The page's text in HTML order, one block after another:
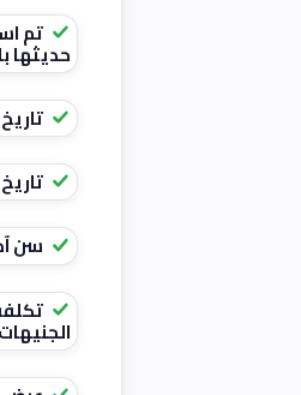
تم
حديثها
تاريخ
سن